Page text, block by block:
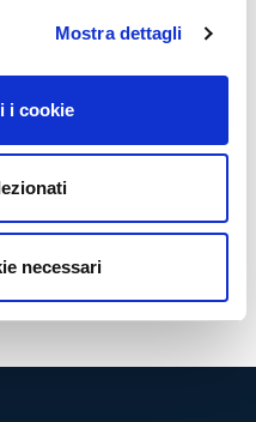
Mostra dettagli
i cookie
necessari